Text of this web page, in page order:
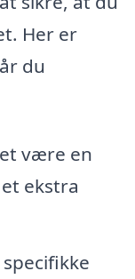
Her er
du
være en
ekstra